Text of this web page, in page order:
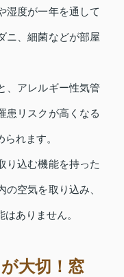
湿度が一年を通して
ニ、細菌などが部屋
、アレルギー性気管
患リスクが高くなる
れます。
り込む機能を持った
の空気を取り込み、
ありません。
大切！窓